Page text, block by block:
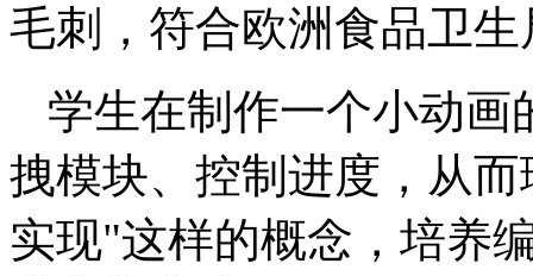
毛刺，符合欧洲食品卫
学生在制作一个小动画
拽模块、控制进度，从
实现"这样的概念，培养